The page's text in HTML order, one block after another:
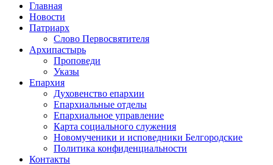
Главная
Новости
Патриарх
Слово Первосвятителя
Архипастырь
Проповеди
Указы
Епархия
Духовенство епархии
Епархиальные отделы
Епархиальное управление
Карта социального служения
Новомученики и исповедники Белгородские
Политика конфиденциальности
Контакты